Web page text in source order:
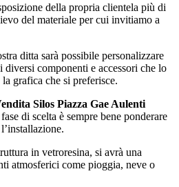
della propria clientela più di
del materiale per cui invitiamo a
ditta sarà possibile personalizzare
diversi componenti e accessori che lo
grafica che si preferisce.
Silos Piazza Gae Aulenti
di scelta è sempre bene ponderare
in vetroresina, si avrà una
atmosferici come pioggia, neve o